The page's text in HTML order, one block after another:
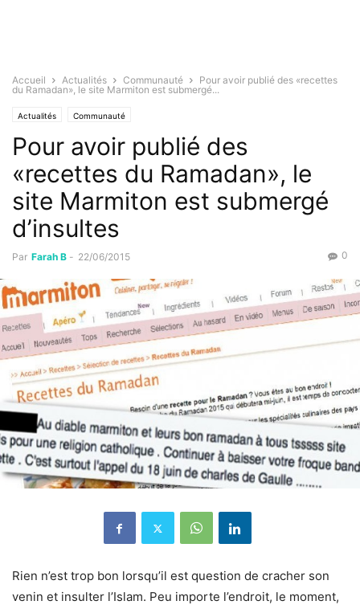
Accueil Actualités Communauté
Pour avoir publié des «recettes
du Ramadan», le site Marmiton est submergé...
Actualités Communauté
Pour avoir publié des
«recettes du Ramadan», le
site Marmiton est submergé
d’insultes
Par Farah B - 22/06/2015 0
Rien n’est trop bon lorsqu’il est question de cracher son
venin et insulter l’Islam. Peu importe l’endroit, le moment,